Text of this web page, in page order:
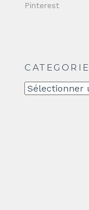
Pinterest
CATEGORIE
CATEGORIE